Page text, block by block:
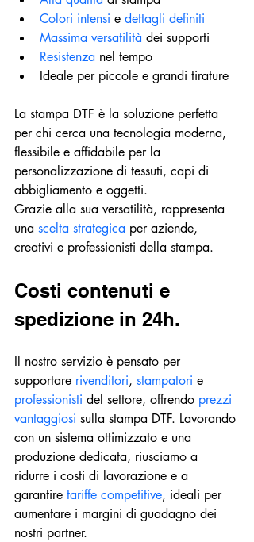
Colori intensi e dettagli definiti
Massima versatilità dei supporti
Resistenza nel tempo
Ideale per piccole e grandi tirature
La stampa DTF è la soluzione perfetta
per chi cerca una tecnologia moderna,
flessibile e affidabile per la
personalizzazione di tessuti, capi di
abbigliamento e oggetti.
Grazie alla sua versatilità, rappresenta
una scelta strategica per aziende,
creativi e professionisti della stampa.
Costi contenuti e
spedizione in 24h.
Il nostro servizio è pensato per
supportare rivenditori, stampatori e
professionisti del settore, offrendo prezzi
vantaggiosi sulla stampa DTF. Lavorando
con un sistema ottimizzato e una
produzione dedicata, riusciamo a
ridurre i costi di lavorazione e a
garantire tariffe competitive, ideali per
aumentare i margini di guadagno dei
nostri partner.